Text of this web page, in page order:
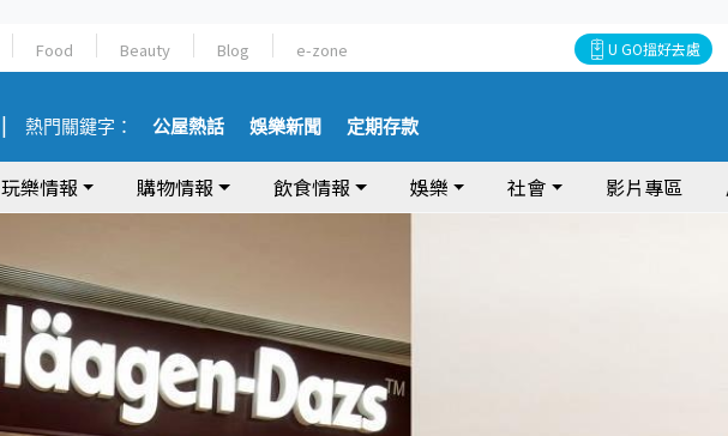
Food Beauty Blog e-zone U GO搵好去處
熱門關鍵字： 公屋熱話 娛樂新聞 定期存款
玩樂情報 購物情報 飲食情報 娛樂 社會 影片專區